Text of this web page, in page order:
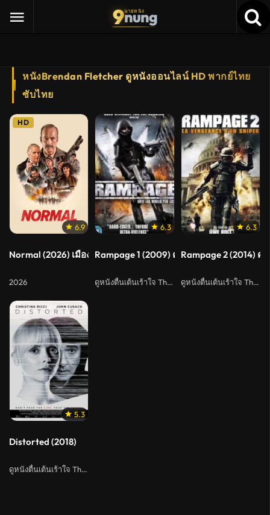
9นายหนัง
nung
หนังBrendan Fletcher ดูหนังออนไลน์ HD พากย์ไทย
ซับไทย
6.9
HD
Normal (2026) เมืองธรรมดานรกเรียกพ่อ
2026
6.3
Rampage 1 (2009) คนโหดล้างเมืองโฉด 1
ดูหนังตื่นเต้นเร้าใจ Thriller
6.3
Rampage 2 (2014) ค
ดูหนังตื่นเต้นเร้าใจ Thriller
5.3
Distorted (2018)
ดูหนังตื่นเต้นเร้าใจ Thriller